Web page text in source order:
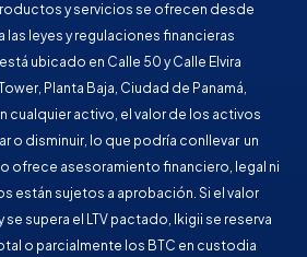
y servicios se ofrecen desde
las leyes y regulaciones financieras
ubicado en Calle 50 y Calle Elvira
Planta Baja, Ciudad de Panamá,
cualquier activo, el valor de los activos
o disminuir, lo que podría conllevar un
ofrece asesoramiento financiero, legal ni
están sujetos a aprobación. Si el valor
supera el LTV pactado, Ikigii se reserva
o parcialmente los BTC en custodia